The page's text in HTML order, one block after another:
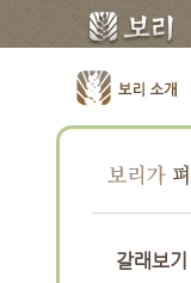
갈래보기